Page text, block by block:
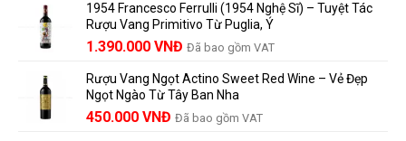
vang
nên
biết
Thành
là:
495.000 VNĐ.
tại
là:
450.000 VNĐ.
1954 Francesco Ferrulli (1954 Nghệ Sĩ) – Tuyệt Tác
Rượu Vang Primitivo Từ Puglia, Ý
Giá
là:
1.529.000 VNĐ.
1.390.000 VNĐ Giá
tại
là:
1.390.000 VNĐ.
Đã bao gồm VAT
Rượu Vang Ngọt Actino Sweet Red Wine – Vẻ Đẹp
Ngọt Ngào Từ Tây Ban Nha
450.000 VNĐ Đã bao gồm VAT